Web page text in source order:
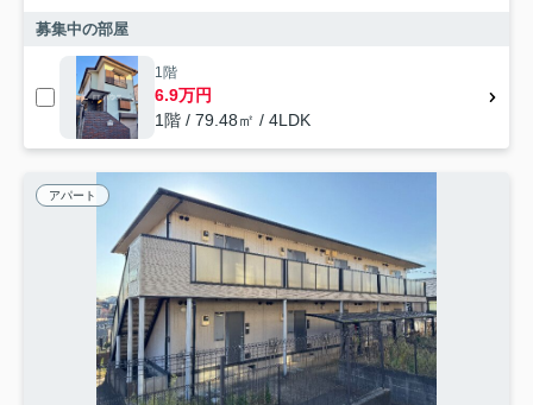
募集中の部屋
1階
6.9万円
1階 / 79.48㎡ / 4LDK
アパート